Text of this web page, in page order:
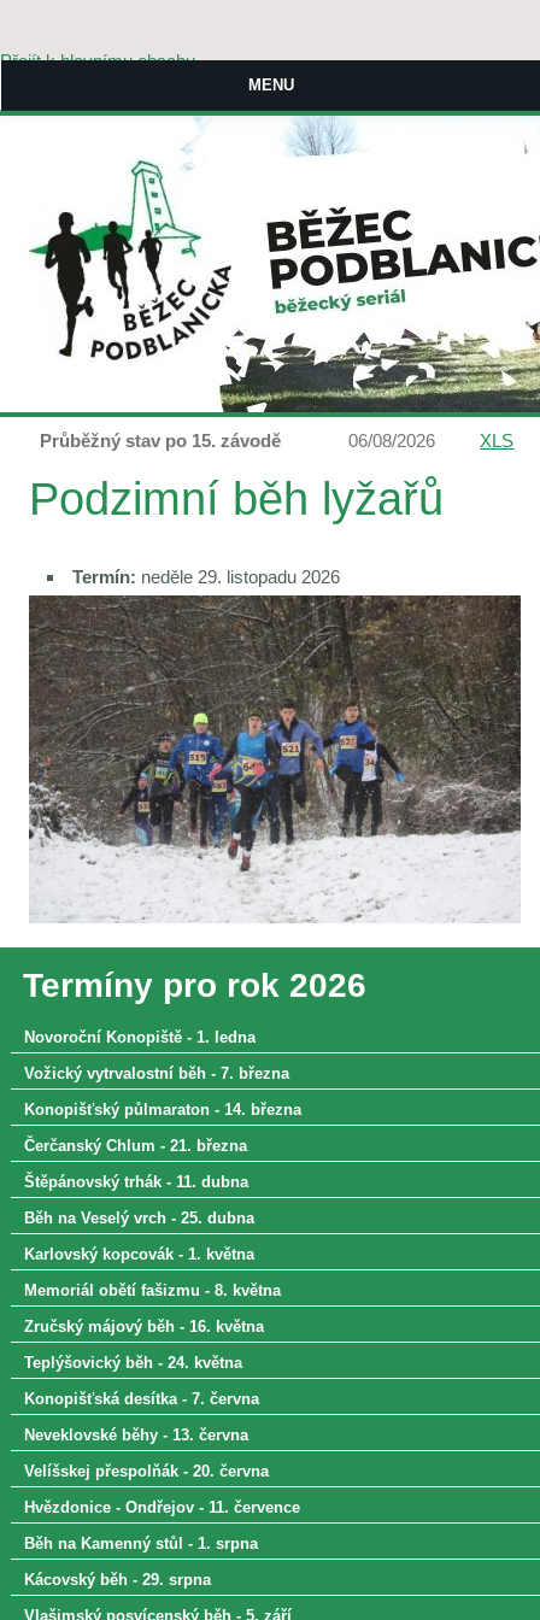
Přejít k hlavnímu obsahu
MENU
Průběžný stav po 15. závodě 06/08/2026 XLS
Podzimní běh lyžařů
Termín: neděle 29. listopadu 2026
Termíny pro rok 2026
Novoroční Konopiště - 1. ledna
Vožický vytrvalostní běh - 7. března
Konopišťský půlmaraton - 14. března
Čerčanský Chlum - 21. března
Štěpánovský trhák - 11. dubna
Běh na Veselý vrch - 25. dubna
Karlovský kopcovák - 1. května
Memoriál obětí fašizmu - 8. května
Zručský májový běh - 16. května
Teplýšovický běh - 24. května
Konopišťská desítka - 7. června
Neveklovské běhy - 13. června
Velíšskej přespolňák - 20. června
Hvězdonice - Ondřejov - 11. července
Běh na Kamenný stůl - 1. srpna
Kácovský běh - 29. srpna
Vlašimský posvícenský běh - 5. září